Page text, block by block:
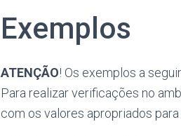
Exemplos
ATENÇÃO! Os exemplos a
Para realizar verificações no
com os valores apropriados para